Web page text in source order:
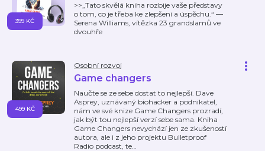
>>„Tato skvělá kniha rozbije vaše představy
o tom, co je třeba ke zlepšení a úspěchu.“ —
Serena Williams, vítězka 23 grandslamů ve
dvouhře
399 KČ
Osobní rozvoj
Game changers
Naučte se ze sebe dostat to nejlepší. Dave
Asprey, uznávaný biohacker a podnikatel,
nám ve své knize Game Changers prozradí,
jak být tou nejlepší verzí sebe sama. Kniha
Game Changers nevychází jen ze zkušeností
autora, ale i z jeho projektu Bulletproof
Radio podcast, te…
499 KČ